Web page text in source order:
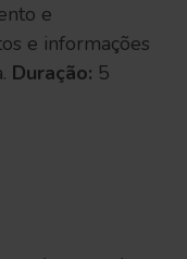
e
e informações
Duração: 5